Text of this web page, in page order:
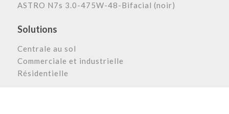
ASTRO N7s 3.0-475W-48-Bifacial (noir)
Solutions
Centrale au sol
Commerciale et industrielle
Résidentielle